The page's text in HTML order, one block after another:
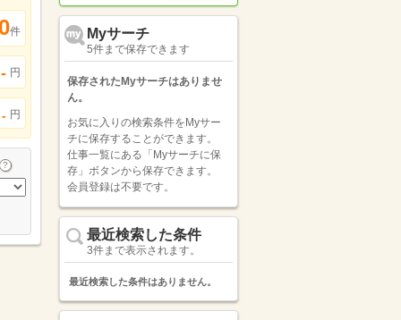
件
- 円
- 円
Myサーチ
5件まで保存できます
保存されたMyサーチはありませ
ん。
お気に入りの検索条件をMyサー
チに保存することができます。
仕事一覧にある「Myサーチに保
存」ボタンから保存できます。
会員登録は不要です。
最近検索した条件
3件まで表示されます。
最近検索した条件はありません。